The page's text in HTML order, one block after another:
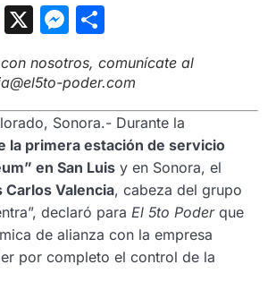
WhatsApp
X Messenger
nosotros, comunícate al
poder.com
Sonora.- Durante la
la primera estación de servicio
en San Luis y en Sonora, el
Carlos Valencia, cabeza del grupo
declaró para El 5to Poderque
de alianza con la empresa
por completo el control de la